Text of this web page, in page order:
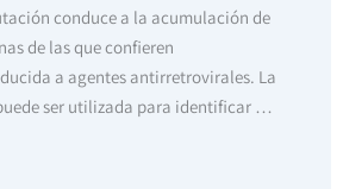
conduce a la acumulación de
de las que confieren
a agentes antirretrovirales. La
ser utilizada para identificar …